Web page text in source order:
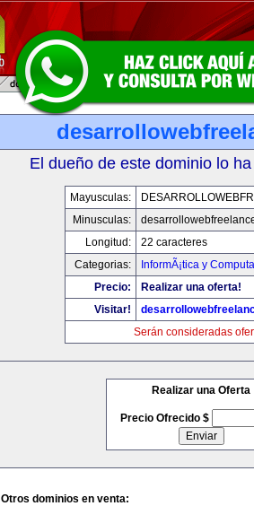
El dueño de este dominio lo
Mayusculas:
Minusculas:
Longitud:
22 caracteres
Categorias:
InformÃ¡tica y
Precio:
Realizar una oferta!
Visitar!
Serán consideradas
Realizar una Oferta
Precio Ofrecido $
Otros dominios en venta: